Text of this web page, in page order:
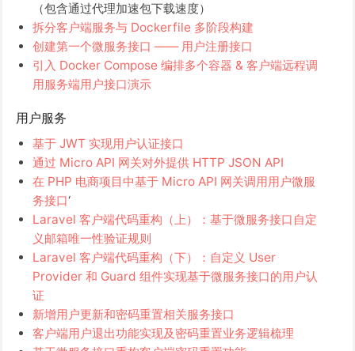
（包含通过代理加速包下载速度）
拆分客户端服务与 Dockerfile 多阶段构建
创建第一个微服务接口 —— 用户注册接口
引入 Docker Compose 编排多个容器 & 客户端远程调
用服务端用户接口演示
用户服务
基于 JWT 实现用户认证接口
通过 Micro API 网关对外提供 HTTP JSON API
在 PHP 电商项目中基于 Micro API 网关调用用户微服
务接口‘
Laravel 客户端代码重构（上）：基于微服务接口自定
义邮箱唯一性验证规则
Laravel 客户端代码重构（下）：自定义 User
Provider 和 Guard 组件实现基于微服务接口的用户认
证
新增用户更新和密码重置相关服务接口
客户端用户退出功能实现及密码重置业务逻辑梳理